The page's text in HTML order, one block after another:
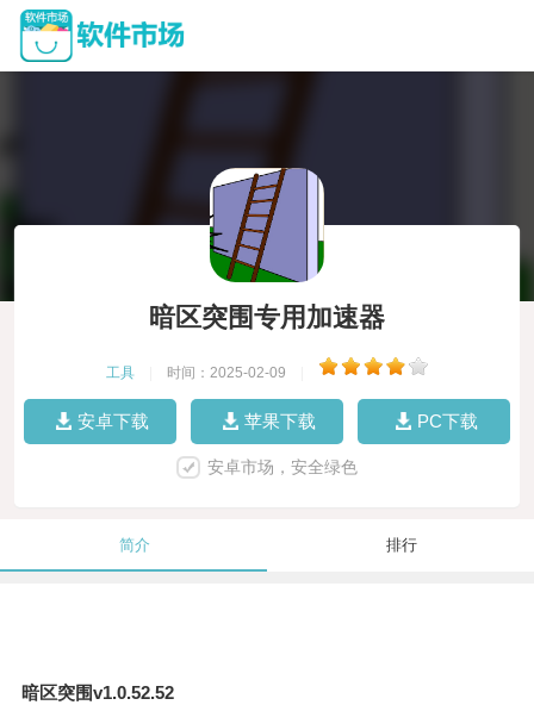
暗区突围专用加速器
工具 时间：2025-02-09
安卓下载 苹果下载 PC下载
安卓市场，安全绿色
简介 排行
暗区突围v1.0.52.52